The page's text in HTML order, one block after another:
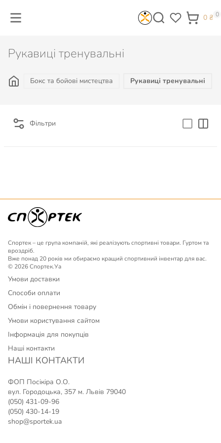
0 ₴ 0
Рукавиці тренувальні
Бокс та бойові мистецтва Рукавиці тренувальні
Фільтри
Спортек – це група компаній, які реалізують спортивні товари. Гуртом та
вроздріб.
Вже понад 20 років ми обираємо кращий спортивний інвентар для вас.
© 2026 Спортек.Уа
Умови доставки
Способи оплати
Обмін і повернення товару
Умови користування сайтом
Інформація для покупців
Наші контакти
НАШІ КОНТАКТИ
ФОП Посікіра О.О.
вул. Городоцька, 357 м. Львів 79040
(050) 431-09-96
(050) 430-14-19
shop@sportek.ua